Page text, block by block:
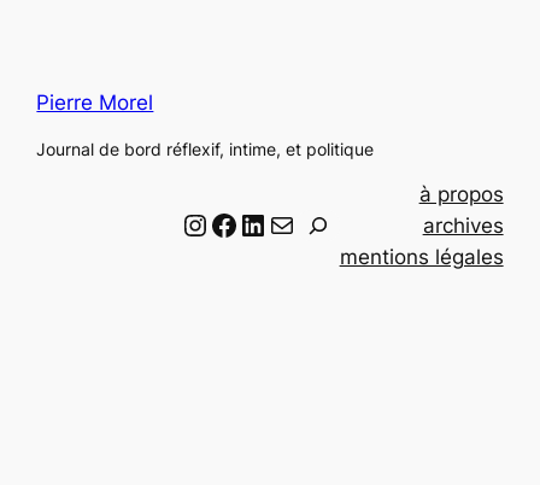
Pierre Morel
Journal de bord réflexif, intime, et politique
Instagram Facebook LinkedIn Email
à propos
archives
mentions légales